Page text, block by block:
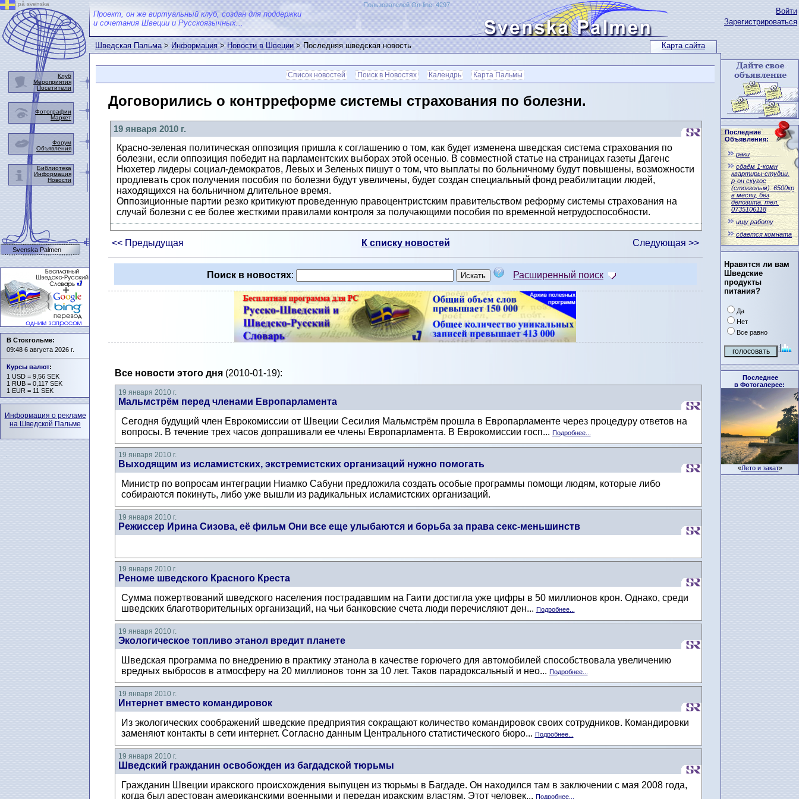
Карта сайта
Войти
Зарегистрироваться
Последние
Объявления:
раки
сдаём 1-комн
квартиры-студии.
р-он скугос
(стокгольм). 6500кр
в месяц, без
депозита. тел.
0735106118
ищу работу
сдается комната
Нравятся ли вам
Шведские
продукты
питания?
Да
Нет
Все равно
Последнее
в Фотогалерее:
«Лето и закат»
Проект, он же виртуальный клуб, создан для поддержки
и сочетания Швеции и Русскоязычных...
Пользователей On-line: 4297
Шведская Пальма>Информация>Новости в Швеции> Последняя шведская новость
Список новостей Поиск в Новостях Календрь Карта Пальмы
Договорились о контрреформе системы страхования по болезни.
19 января 2010 г.
Красно-зеленая политическая оппозиция пришла к соглашению о том, как будет изменена шведская система страхования по
болезни, если оппозиция победит на парламентских выборах этой осенью. В совместной статье на страницах газеты Дагенс
Нюхетер лидеры социал-демократов, Левых и Зеленых пишут о том, что выплаты по больничному будут повышены, возможности
продлевать срок получения пособия по болезни будут увеличены, будет создан специальный фонд реабилитации людей,
находящихся на больничном длительное время.
Оппозиционные партии резко критикуют проведенную правоцентристским правительством реформу системы страхования на
случай болезни с ее более жесткими правилами контроля за получающими пособия по временной нетрудоспособности.
<< Предыдущая К списку новостей Следующая >>
Поиск в новостях: Расширенный поиск
Все новости этого дня(2010-01-19):
19 января 2010 г.
Мальмстрём перед членами Европарламента
Сегодня будущий член Еврокомиссии от Швеции Сесилия Мальмстрём прошла в Европарламенте через процедуру ответов на
вопросы. В течение трех часов допрашивали ее члены Европарламента. В Еврокомиссии госп... Подробнее...
19 января 2010 г.
Выходящим из исламистских, экстремистских организаций нужно помогать
Министр по вопросам интеграции Ниамко Сабуни предложила создать особые программы помощи людям, которые либо
собираются покинуть, либо уже вышли из радикальных исламистских организаций.
19 января 2010 г.
Режиссер Ирина Сизова, её фильм Они все еще улыбаются и борьба за права секс-меньшинств
19 января 2010 г.
Реноме шведского Красного Креста
Сумма пожертвований шведского населения пострадавшим на Гаити достигла уже цифры в 50 миллионов крон. Однако, среди
шведских благотворительных организаций, на чьи банковские счета люди перечисляют ден... Подробнее...
19 января 2010 г.
Экологическое топливо этанол вредит планете
Шведская программа по внедрению в практику этанола в качестве горючего для автомобилей способствовала увеличению
вредных выбросов в атмосферу на 20 миллионов тонн за 10 лет. Таков парадоксальный и нео... Подробнее...
19 января 2010 г.
Интернет вместо командировок
Из экологических соображений шведские предприятия сокращают количество командировок своих сотрудников. Командировки
заменяют контакты в сети интернет. Согласно данным Центрального статистического бюро... Подробнее...
19 января 2010 г.
Шведский гражданин освобожден из багдадской тюрьмы
Гражданин Швеции иракского происхождения выпущен из тюрьмы в Багдаде. Он находился там в заключении с мая 2008 года,
когда был арестован американскими военными и передан иракским властям. Этот человек... Подробнее...
på svenska
Клуб
Мероприятия
Посетители
Фотографии
Маркет
Форум
Объявления
Библиотека
Информация
Новости
Svenska Palmen
В Стокгольме:
09:48 6 августа 2026 г.
Курсы валют:
1 USD = 9,56 SEK
1 RUB = 0,117 SEK
1 EUR = 11 SEK
Информация о рекламе
на Шведской Пальме